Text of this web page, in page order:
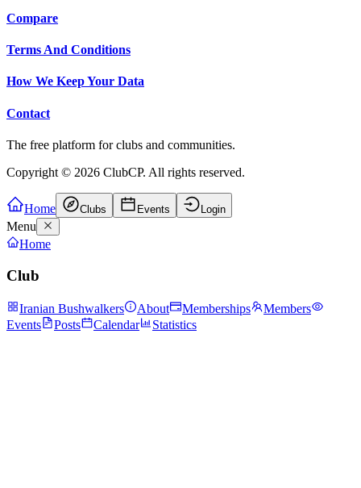
Compare
Terms And Conditions
How We Keep Your Data
Contact
The free platform for clubs and communities.
Copyright © 2026 ClubCP. All rights reserved.
Home Clubs Events Login
Menu
Home
Club
Iranian Bushwalkers About Memberships
Members
Events
Posts Calendar Statistics